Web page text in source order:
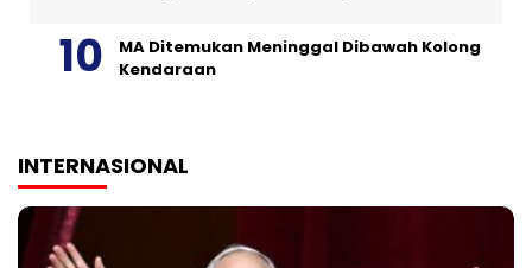
MA Ditemukan Meninggal Dibawah Kolong
Kendaraan
INTERNASIONAL